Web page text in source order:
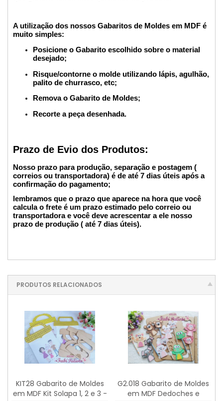
A utilização dos nossos Gabaritos de Moldes em MDF é
muito simples:
Posicione o Gabarito escolhido sobre o material
desejado;
Risque/contorne o molde utilizando lápis, agulhão,
palito de churrasco, etc;
Remova o Gabarito de Moldes;
Recorte a peça desenhada.
Prazo de Evio dos Produtos:
Nosso prazo para produção, separação e postagem (
correios ou transportadora) é de até 7 dias úteis após a
confirmação do pagamento;
lembramos que o prazo que aparece na hora que você
calcula o frete é um prazo estimado pelo correio ou
transportadora e você deve acrescentar a ele nosso
prazo de produção ( até 7 dias úteis).
PRODUTOS RELACIONADOS
KIT28 Gabarito de Moldes
em MDF Kit Solapa 1, 2 e 3 -
G2.018 Gabarito de Moldes
em MDF Dedoches e